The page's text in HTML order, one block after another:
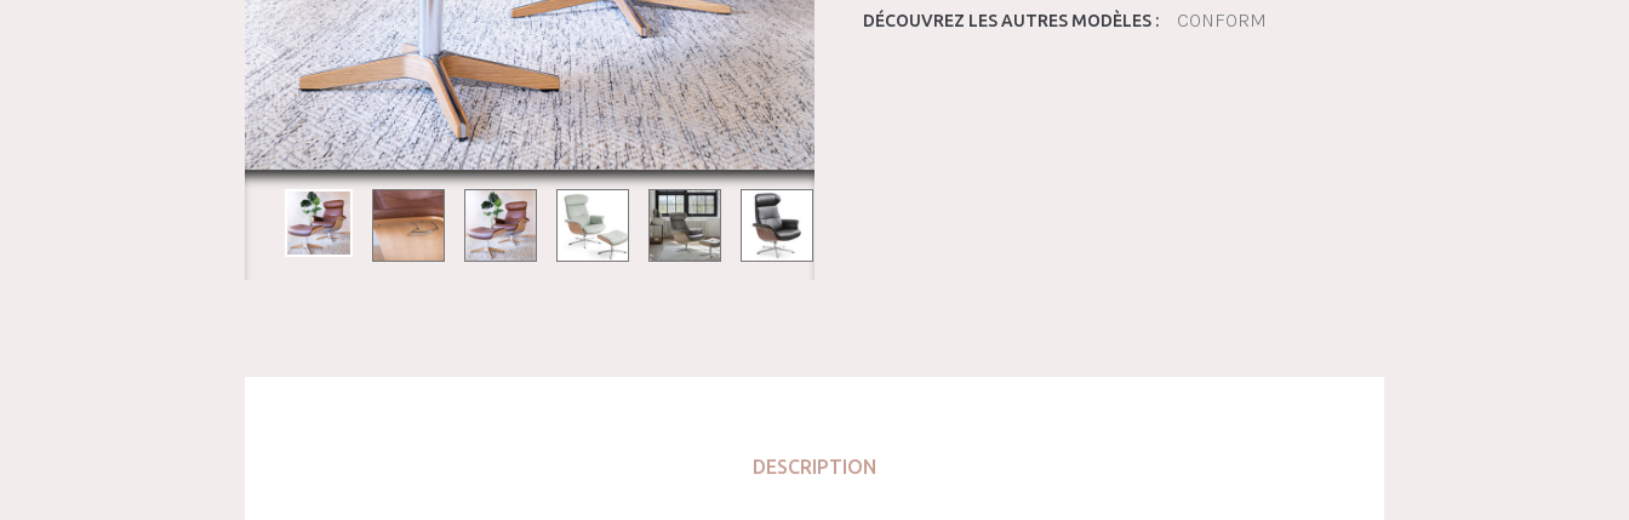
DÉCOUVREZ LES AUTRES MODÈLES : CONFORM
DESCRIPTION